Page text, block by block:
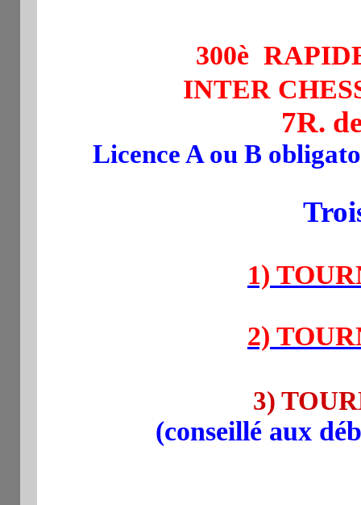
300è
INTER
7R.
Licence A ou B
1)
2)
3)
(conseillé aux